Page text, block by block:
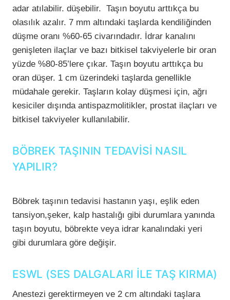
adar atılabilir. düşebilir. Taşın boyutu arttıkça bu
olasılık azalır. 7 mm altındaki taşlarda kendiliğinden
düşme oranı %60-65 civarındadır. İdrar kanalını
genişleten ilaçlar ve bazı bitkisel takviyelerle bir oran
yüzde %80-85’lere çıkar. Taşın boyutu arttıkça bu
oran düşer. 1 cm üzerindeki taşlarda genellikle
müdahale gerekir. Taşların kolay düşmesi için, ağrı
kesiciler dışında antispazmolitikler, prostat ilaçları ve
bitkisel takviyeler kullanılabilir.
BÖBREK TAŞININ TEDAVİSİ NASIL
YAPILIR?
Böbrek taşının tedavisi hastanın yaşı, eşlik eden
tansiyon,şeker, kalp hastalığı gibi durumlara yanında
taşın boyutu, böbrekte veya idrar kanalındaki yeri
gibi durumlara göre değişir.
ESWL (SES DALGALARI İLE TAŞ KIRMA)
Anestezi gerektirmeyen ve 2 cm altındaki taşlara